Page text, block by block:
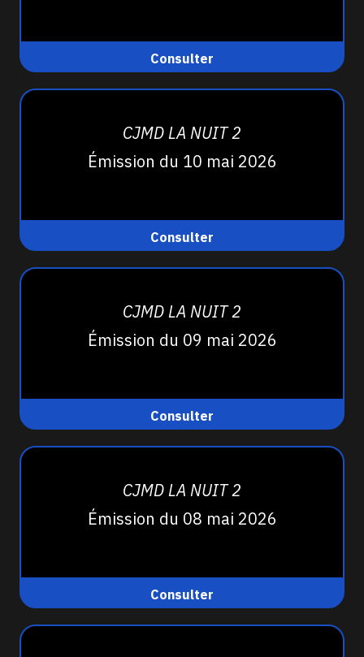
Consulter
CJMD LA NUIT 2
Émission du 10 mai 2026
Consulter
CJMD LA NUIT 2
Émission du 09 mai 2026
Consulter
CJMD LA NUIT 2
Émission du 08 mai 2026
Consulter